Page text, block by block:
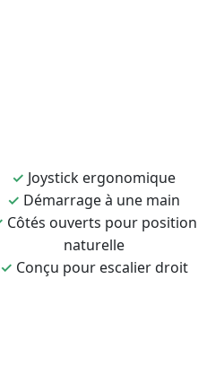
✓ Joystick ergonomique
✓ Démarrage à une main
Côtés ouverts pour position
naturelle
✓ Conçu pour escalier droit